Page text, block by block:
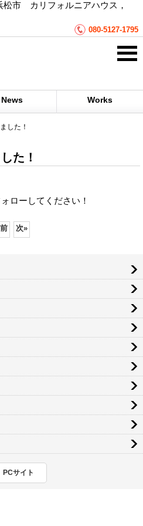
松市 カリフォルニアハウス，
080-5127-1795
News Works
した！
た！
ローしてください！
前 次»
PCサイト